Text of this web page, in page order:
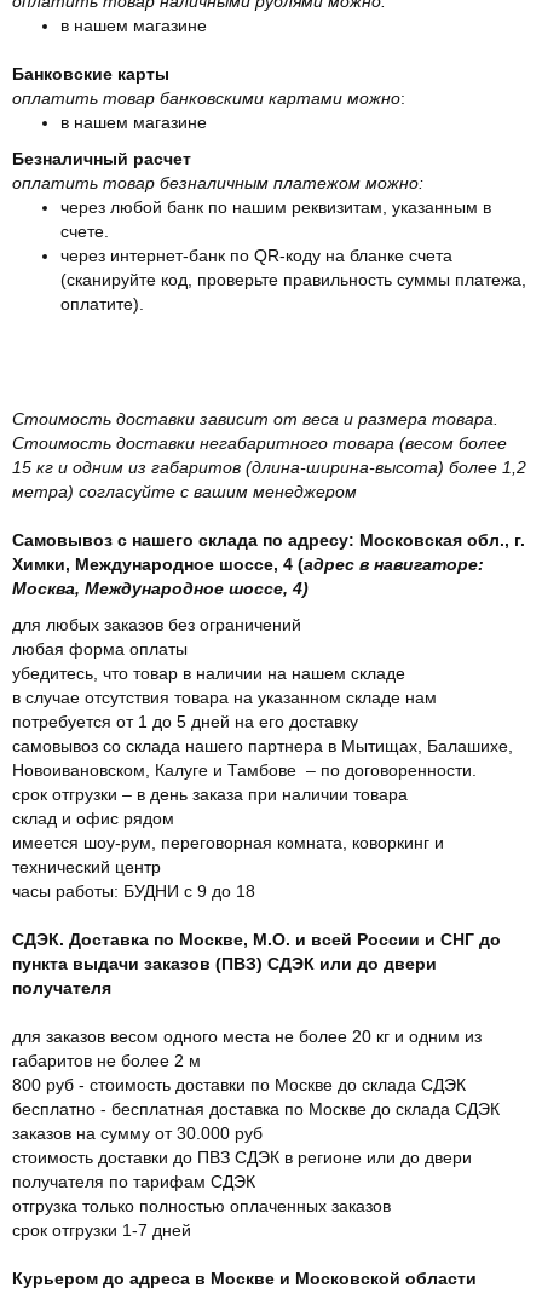
в нашем магазине
Банковские карты
оплатить товар банковскими картами можно:
в нашем магазине
Безналичный расчет
оплатить товар безналичным платежом можно:
через любой банк по нашим реквизитам, указанным в
счете.
через интернет-банк по QR-коду на бланке счета
(сканируйте код, проверьте правильность суммы платежа,
оплатите).
Стоимость доставки зависит от веса и размера товара.
Стоимость доставки негабаритного товара (весом более
15 кг и одним из габаритов (длина-ширина-высота) более 1,2
метра) согласуйте с вашим менеджером
Самовывоз с нашего склада по адресу: Московская обл., г.
Химки, Международное шоссе, 4 (адрес в навигаторе:
Москва, Международное шоссе, 4)
для любых заказов без ограничений
любая форма оплаты
убедитесь, что товар в наличии на нашем складе
в случае отсутствия товара на указанном складе нам
потребуется от 1 до 5 дней на его доставку
самовывоз со склада нашего партнера в Мытищах, Балашихе,
Новоивановском, Калуге и Тамбове – по договоренности.
срок отгрузки – в день заказа при наличии товара
склад и офис рядом
имеется шоу-рум, переговорная комната, коворкинг и
технический центр
часы работы: БУДНИ с 9 до 18
СДЭК. Доставка по Москве, М.О. и всей России и СНГ до
пункта выдачи заказов (ПВЗ) СДЭК или до двери
получателя
для заказов весом одного места не более 20 кг и одним из
габаритов не более 2 м
800 руб - стоимость доставки по Москве до склада СДЭК
бесплатно - бесплатная доставка по Москве до склада СДЭК
заказов на сумму от 30.000 руб
стоимость доставки до ПВЗ СДЭК в регионе или до двери
получателя по тарифам СДЭК
отгрузка только полностью оплаченных заказов
срок отгрузки 1-7 дней
Курьером до адреса в Москве и Московской области